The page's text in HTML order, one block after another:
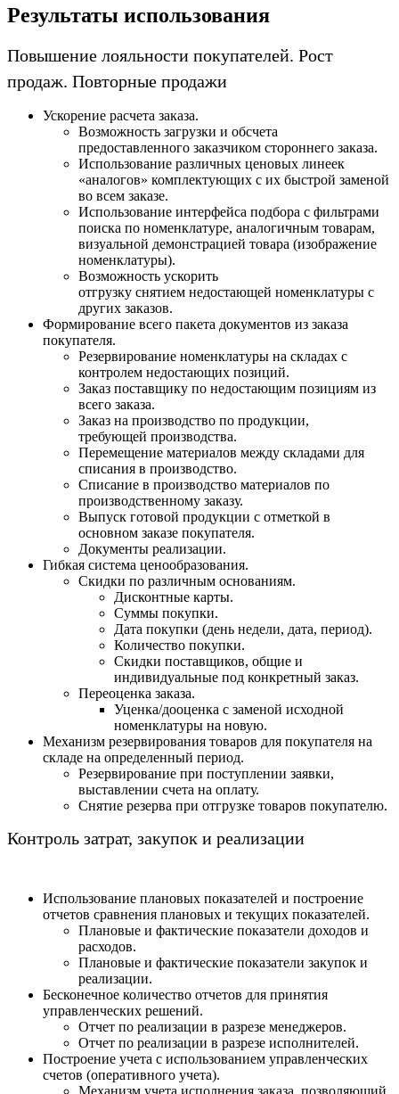
Результаты использования
Повышение лояльности покупателей. Рост
продаж. Повторные продажи
Ускорение расчета заказа.
Возможность загрузки и обсчета
предоставленного заказчиком стороннего заказа.
Использование различных ценовых линеек
«аналогов» комплектующих с их быстрой заменой
во всем заказе.
Использование интерфейса подбора с фильтрами
поиска по номенклатуре, аналогичным товарам,
визуальной демонстрацией товара (изображение
номенклатуры).
Возможность ускорить
отгрузку снятием недостающей номенклатуры с
других заказов.
Формирование всего пакета документов из заказа
покупателя.
Резервирование номенклатуры на складах с
контролем недостающих позиций.
Заказ поставщику по недостающим позициям из
всего заказа.
Заказ на производство по продукции,
требующей производства.
Перемещение материалов между складами для
списания в производство.
Списание в производство материалов по
производственному заказу.
Выпуск готовой продукции с отметкой в
основном заказе покупателя.
Документы реализации.
Гибкая система ценообразования.
Скидки по различным основаниям.
Дисконтные карты.
Суммы покупки.
Дата покупки (день недели, дата, период).
Количество покупки.
Скидки поставщиков, общие и
индивидуальные под конкретный заказ.
Переоценка заказа.
Уценка/дооценка с заменой исходной
номенклатуры на новую.
Механизм резервирования товаров для покупателя на
складе на определенный период.
Резервирование при поступлении заявки,
выставлении счета на оплату.
Снятие резерва при отгрузке товаров покупателю.
Контроль затрат, закупок и реализации
Использование плановых показателей и построение
отчетов сравнения плановых и текущих показателей.
Плановые и фактические показатели доходов и
расходов.
Плановые и фактические показатели закупок и
реализации.
Бесконечное количество отчетов для принятия
управленческих решений.
Отчет по реализации в разрезе менеджеров.
Отчет по реализации в разрезе исполнителей.
Построение учета с использованием управленческих
счетов (оперативного учета).